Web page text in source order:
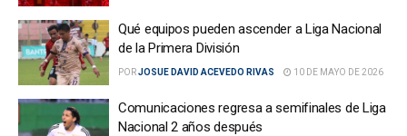
Qué equipos pueden ascender a Liga Nacional
de la Primera División
PORJOSUE DAVID ACEVEDO RIVAS 10 DE MAYO DE 2026
Comunicaciones regresa a semifinales de Liga
Nacional 2 años después